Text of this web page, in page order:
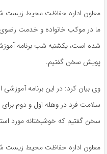
معاون اداره حفاظت محیط زیست
ما در موکب خانواده و خدمت رضوی
شده است، یکشنبه شب برنامه
پویش سخن گفتیم.
وی بیان کرد: در این برنامه
سلامت فرد در وهله اول و دوم
سخن گفتیم که خوشبختانه مورد
معاون اداره حفاظت محیط زیست